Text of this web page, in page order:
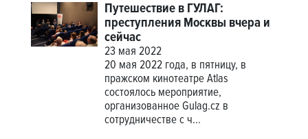
Путешествие в ГУЛАГ:
преступления Москвы вчера и
сейчас
23 мая 2022
20 мая 2022 года, в пятницу, в
пражском кинотеатре Atlas
состоялось мероприятие,
организованное Gulag.cz в
сотрудничестве с ч...